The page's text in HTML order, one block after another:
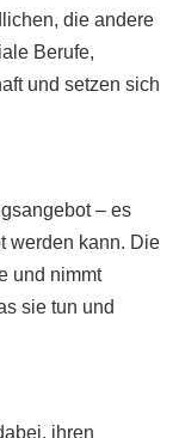
die andere
Berufe,
und setzen sich
angebot– es
werden kann. Die
und nimmt
sie tun und
ihren